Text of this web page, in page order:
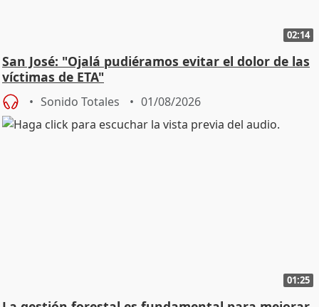
02:14
San José: "Ojalá pudiéramos evitar el dolor de las
víctimas de ETA"
Sonido Totales 01/08/2026
01:25